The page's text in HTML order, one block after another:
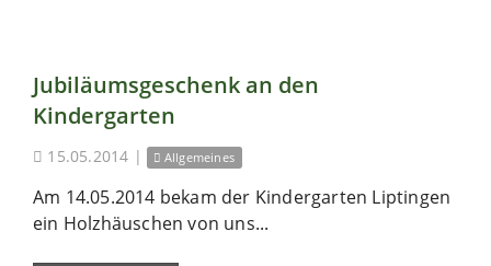
Jubiläumsgeschenk an den
Kindergarten
15.05.2014 | Allgemeines
Am 14.05.2014 bekam der Kindergarten Liptingen
ein Holzhäuschen von uns...